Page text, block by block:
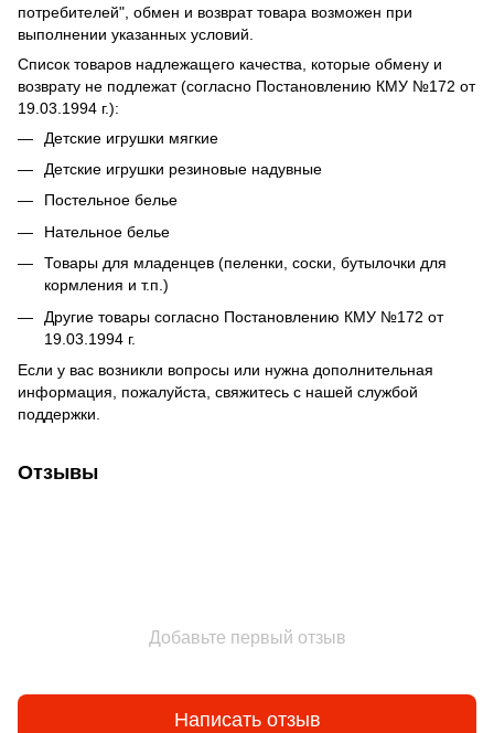
потребителей", обмен и возврат товара возможен при
выполнении указанных условий.
Список товаров надлежащего качества, которые обмену и
возврату не подлежат (согласно Постановлению КМУ №172 от
19.03.1994 г.):
Детские игрушки мягкие
Детские игрушки резиновые надувные
Постельное белье
Нательное белье
Товары для младенцев (пеленки, соски, бутылочки для
кормления и т.п.)
Другие товары согласно Постановлению КМУ №172 от
19.03.1994 г.
Если у вас возникли вопросы или нужна дополнительная
информация, пожалуйста, свяжитесь с нашей службой
поддержки.
Отзывы
Добавьте первый отзыв
Написать отзыв